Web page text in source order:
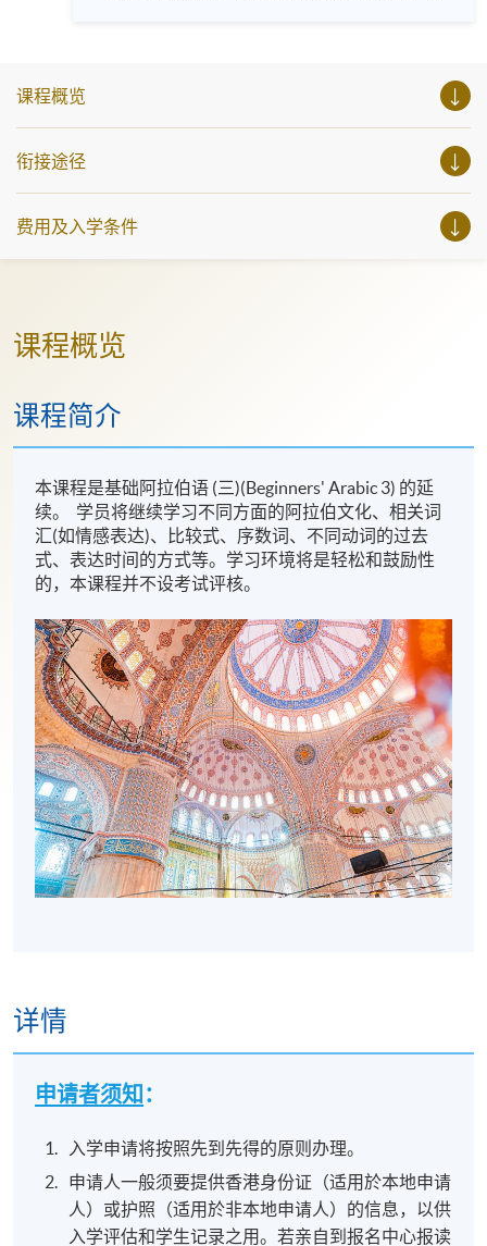
坊、体验课堂和丰富资讯讲座。万勿错过是次活动，记得把
图！
课程概览
衔接途径
费用及入学条件
课程概览
课程简介
本课程是基础阿拉伯语 (三)(Beginners' Arabic 3) 的延
续。 学员将继续学习不同方面的阿拉伯文化、相关词
汇(如情感表达)、比较式、序数词、不同动词的过去
式、表达时间的方式等。学习环境将是轻松和鼓励性
的，本课程并不设考试评核。
详情
申请者须知 ：
入学申请将按照先到先得的原则办理。
申请人一般须要提供香港身份证（适用於本地申请
人）或护照（适用於非本地申请人）的信息，以供
入学评估和学生记录之用。若亲自到报名中心报读